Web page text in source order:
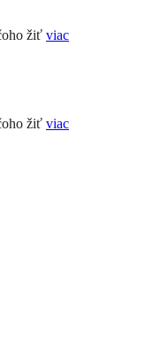
žiť viac
žiť viac